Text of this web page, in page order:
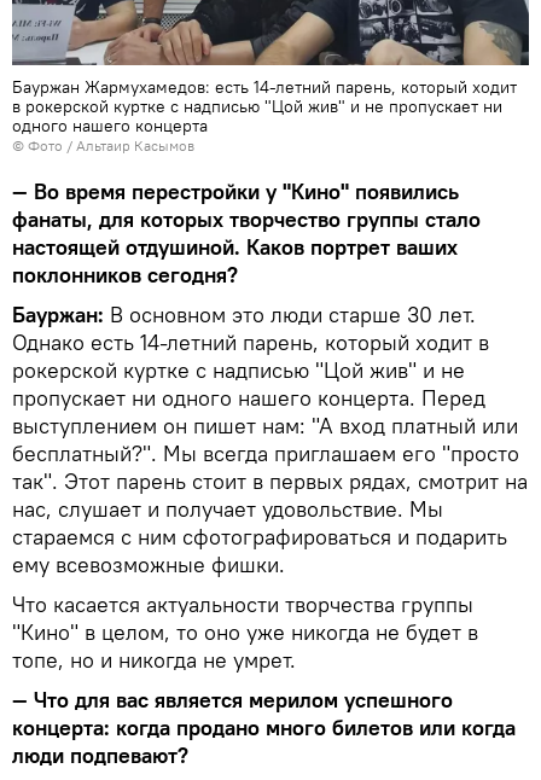
Бауржан Жармухамедов: есть 14-летний парень, который ходит
в рокерской куртке с надписью "Цой жив" и не пропускает ни
одного нашего концерта
© Фото / Альтаир Касымов
— Во время перестройки у "Кино" появились
фанаты, для которых творчество группы стало
настоящей отдушиной. Каков портрет ваших
поклонников сегодня?
Бауржан: В основном это люди старше 30 лет.
Однако есть 14-летний парень, который ходит в
рокерской куртке с надписью "Цой жив" и не
пропускает ни одного нашего концерта. Перед
выступлением он пишет нам: "А вход платный или
бесплатный?". Мы всегда приглашаем его "просто
так". Этот парень стоит в первых рядах, смотрит на
нас, слушает и получает удовольствие. Мы
стараемся с ним сфотографироваться и подарить
ему всевозможные фишки.
Что касается актуальности творчества группы
"Кино" в целом, то оно уже никогда не будет в
топе, но и никогда не умрет.
— Что для вас является мерилом успешного
концерта: когда продано много билетов или когда
люди подпевают?